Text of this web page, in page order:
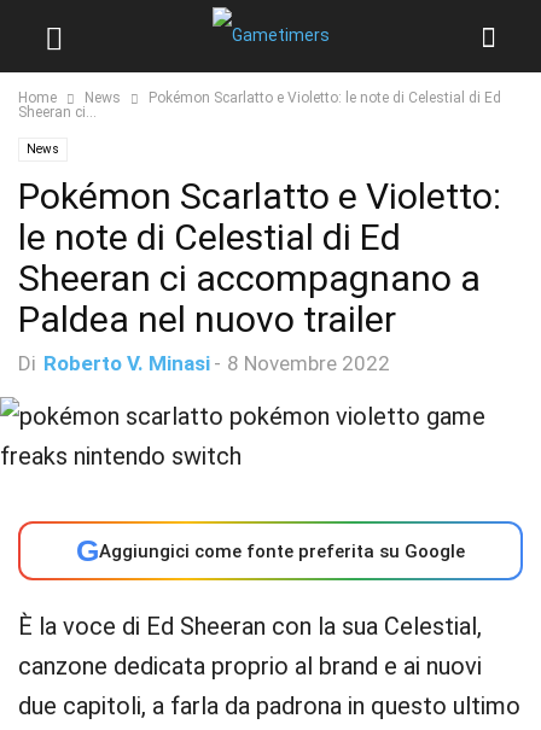
Home News
Pokémon Scarlatto e Violetto: le note di Celestial di Ed
Sheeran ci...
News
Pokémon Scarlatto e Violetto:
le note di Celestial di Ed
Sheeran ci accompagnano a
Paldea nel nuovo trailer
Di Roberto V. Minasi - 8 Novembre 2022
GAggiungici come fonte preferita su Google
È la voce di Ed Sheeran con la sua Celestial,
canzone dedicata proprio al brand e ai nuovi
due capitoli, a farla da padrona in questo ultimo